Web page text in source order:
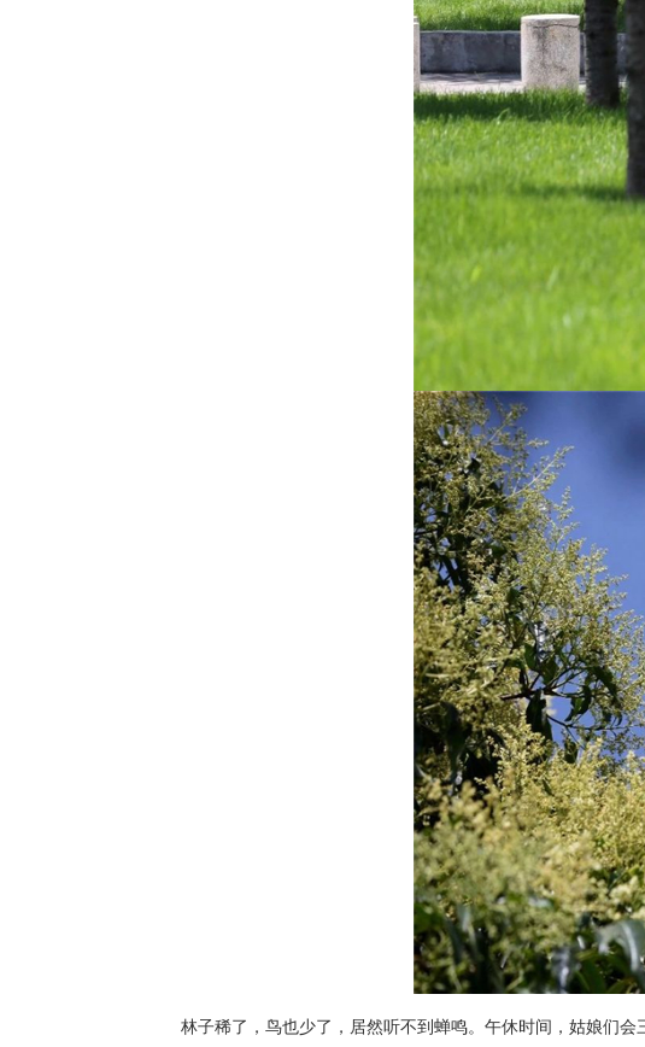
林子稀了，鸟也少了，居然听不到蝉鸣。午休时间，姑娘们会